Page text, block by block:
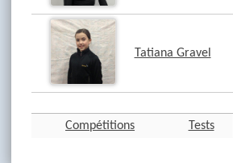
Tatiana Gravel
Compétitions Tests